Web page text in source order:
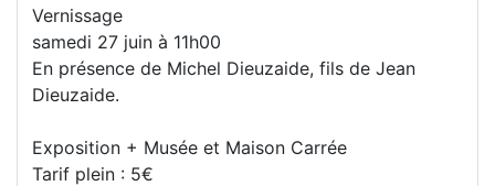
Vernissage
samedi 27 juin à 11h00
En présence de Michel Dieuzaide, fils de Jean
Dieuzaide.
Exposition + Musée et Maison Carrée
Tarif plein : 5€